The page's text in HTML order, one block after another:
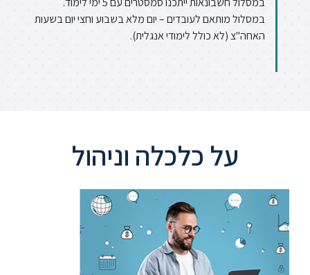
במסלול מותאם לעובדים – יום מלא בשבוע וחצי יום בשעות
האחה"צ (לא כולל לימודי אנגלית).
על כלכלה וניהול